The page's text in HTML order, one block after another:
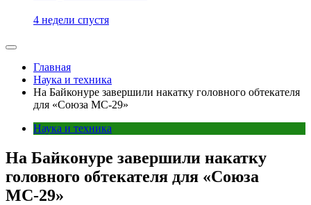
4 недели спустя
Главная
Наука и техника
На Байконуре завершили накатку головного обтекателя
для «Союза МС-29»
Наука и техника
На Байконуре завершили накатку
головного обтекателя для «Союза
МС-29»